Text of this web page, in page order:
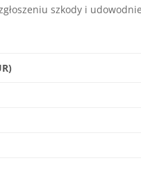
szkody i